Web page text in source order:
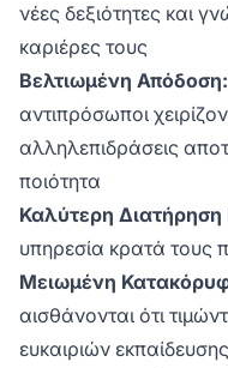
νέες δεξιότητες και
καριέρες τους
Βελτιωμένη Απόδοση:
αντιπρόσωποι
αλληλεπιδράσεις
ποιότητα
Καλύτερη
υπηρεσία κρατά τους
Μειωμένη
αισθάνονται ότι
ευκαιριών εκπαίδευσης